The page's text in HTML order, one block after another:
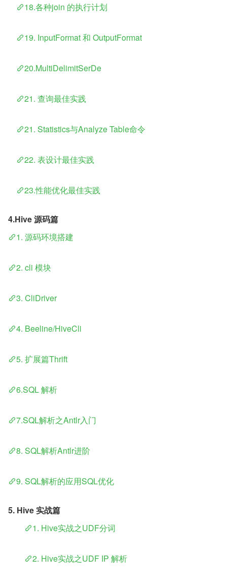
18.各种join 的执行计划
19. InputFormat 和 OutputFormat
20.MultiDelimitSerDe
21. 查询最佳实践
21. Statistics与Analyze Table命令
22. 表设计最佳实践
23.性能优化最佳实践
4.Hive 源码篇
1. 源码环境搭建
2. cli 模块
3. CliDriver
4. Beeline/HiveCli
5. 扩展篇Thrift
6.SQL 解析
7.SQL解析之Antlr入门
8. SQL解析Antlr进阶
9. SQL解析的应用SQL优化
5. Hive 实战篇
1. Hive实战之UDF分词
2. Hive实战之UDF IP 解析